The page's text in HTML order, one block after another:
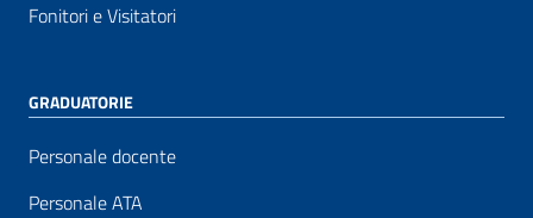
Fonitori e Visitatori
GRADUATORIE
Personale docente
Personale ATA